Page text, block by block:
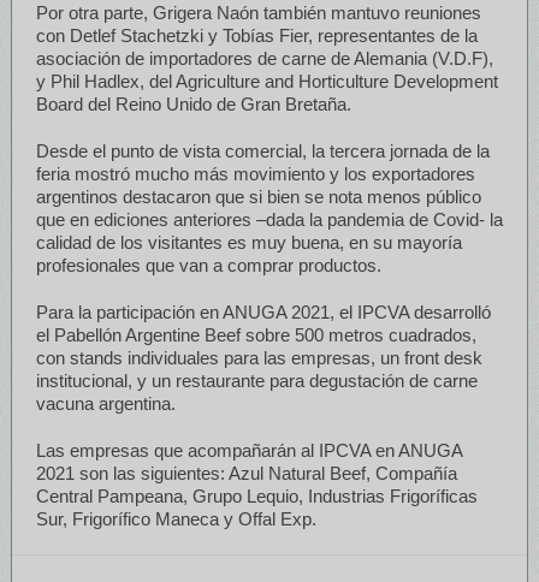
Por otra parte, Grigera Naón también mantuvo reuniones
con Detlef Stachetzki y Tobías Fier, representantes de la
asociación de importadores de carne de Alemania (V.D.F),
y Phil Hadlex, del Agriculture and Horticulture Development
Board del Reino Unido de Gran Bretaña.
Desde el punto de vista comercial, la tercera jornada de la
feria mostró mucho más movimiento y los exportadores
argentinos destacaron que si bien se nota menos público
que en ediciones anteriores –dada la pandemia de Covid- la
calidad de los visitantes es muy buena, en su mayoría
profesionales que van a comprar productos.
Para la participación en ANUGA 2021, el IPCVA desarrolló
el Pabellón Argentine Beef sobre 500 metros cuadrados,
con stands individuales para las empresas, un front desk
institucional, y un restaurante para degustación de carne
vacuna argentina.
Las empresas que acompañarán al IPCVA en ANUGA
2021 son las siguientes: Azul Natural Beef, Compañía
Central Pampeana, Grupo Lequio, Industrias Frigoríficas
Sur, Frigorífico Maneca y Offal Exp.